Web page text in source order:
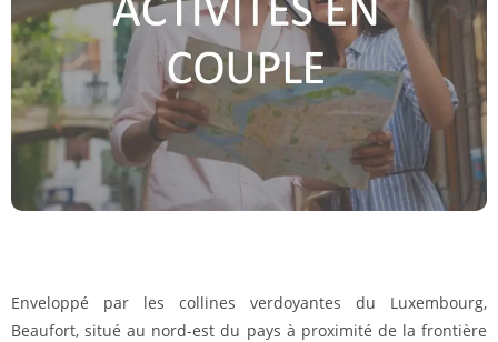
Enveloppé par les collines verdoyantes du Luxembourg,
Beaufort, situé au nord-est du pays à proximité de la frontière